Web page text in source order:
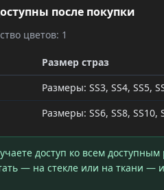
после покупки
цветов: 1
Размер страз
Размеры: SS3, SS4, SS5,
Размеры: SS6, SS8, SS10,
доступ ко всем
— на стекле или на ткани —